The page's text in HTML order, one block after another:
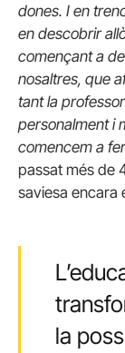
dones. I en
en descobrir
començant a
nosaltres, que
tant la
personalment i
comencem a
passat més de
saviesa encara
la